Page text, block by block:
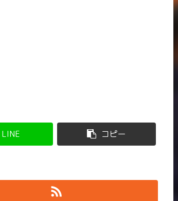
LINE コピー